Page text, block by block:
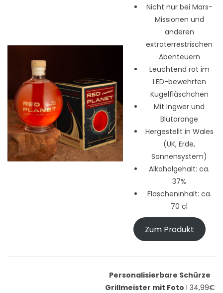
Nicht nur bei Mars-
Missionen und
anderen
extraterrestrischen
Abenteuern
Leuchtend rot im
LED-bewehrten
Kugelfläschchen
Mit Ingwer und
Blutorange
Hergestellt in Wales
(UK, Erde,
Sonnensystem)
Alkoholgehalt: ca.
37%
Flascheninhalt: ca.
70 cl
Zum Produkt
Personalisierbare Schürze
Grillmeister mit Foto I 34,99€